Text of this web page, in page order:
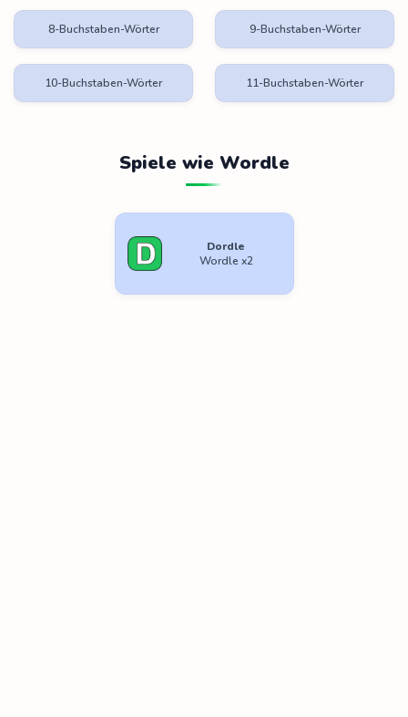
8-Buchstaben-Wörter 9-Buchstaben-Wörter
10-Buchstaben-Wörter 11-Buchstaben-Wörter
Spiele wie Wordle
Dordle
Wordle x2